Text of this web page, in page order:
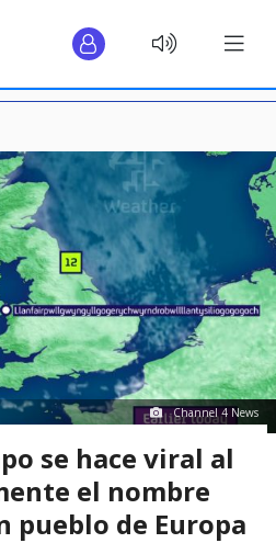
Channel 4 News
se hace viral al
el nombre
pueblo de Europa